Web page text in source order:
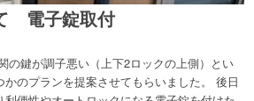
電子錠取付
の鍵が調子悪い（上下2ロックの上側）とい
のプランを提案させてもらいました。 後日